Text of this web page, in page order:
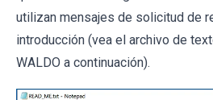
utilizan mensajes de solicitud de
introducción (vea el archivo de
WALDO a continuación).